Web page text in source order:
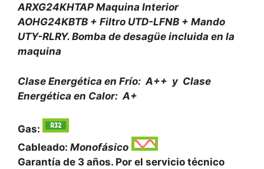
ARXG24KHTAP Maquina Interior
AOHG24KBTB + Filtro UTD-LFNB + Mando
UTY-RLRY. Bomba de desagüe incluida en la
maquina
Clase Energética en Frío: A++ y Clase
Energética en Calor: A+
Gas:
Cableado: Monofásico
Garantía de 3 años. Por el servicio técnico